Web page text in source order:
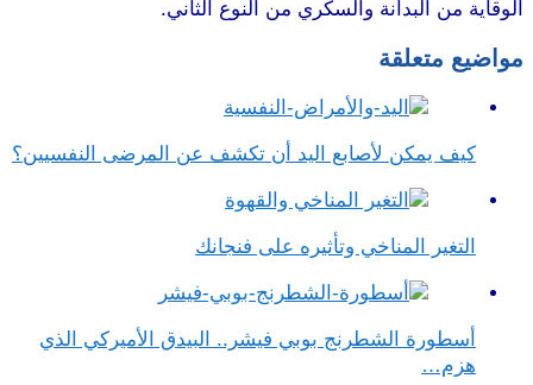
الوقاية من البدانة والسكري من النوع الثاني.
مواضيع متعلقة
كيف يمكن لأصابع اليد أن تكشف عن المرضى النفسيين؟
التغير المناخي وتأثيره على فنجانك
أسطورة الشطرنج بوبي فيشر.. البيدق الأميركي الذي
هزم…